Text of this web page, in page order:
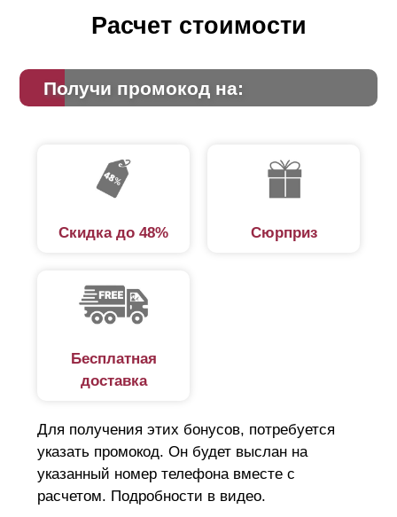
Расчет стоимости
Получи промокод на:
Скидка до 48% Сюрприз
Бесплатная
доставка
Для получения этих бонусов, потребуется
указать промокод. Он будет выслан на
указанный номер телефона вместе с
расчетом. Подробности в видео.